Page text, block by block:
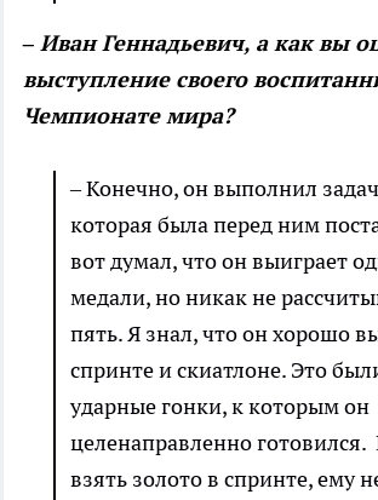
– Иван Геннадьевич, а как вы
выступление своего
Чемпионате мира?
– Конечно, он выполнил
которая была перед ним
вот думал, что он выиграет
медали, но никак не
пять. Я знал, что он хорошо
спринте и скиатлоне. Это
ударные гонки, к которым он
целенаправленно
взять золото в спринте, ему